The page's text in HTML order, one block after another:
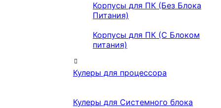
Корпусы для ПК (Без Блока
Питания)
Корпусы для ПК (С Блоком
питания)
Кулеры для процессора
Кулеры для Системного блока